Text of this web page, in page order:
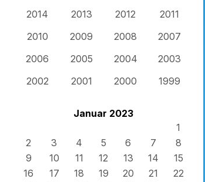
2014
2013 2012
2011
2010
2009 2008
2007
2006
2005 2004
2003
2002
2001 2000 1999
Januar 2023
1
2
3 4 5 6 7
8
9
10 11 12 13 14
15
16
17 18 19 20 21
22